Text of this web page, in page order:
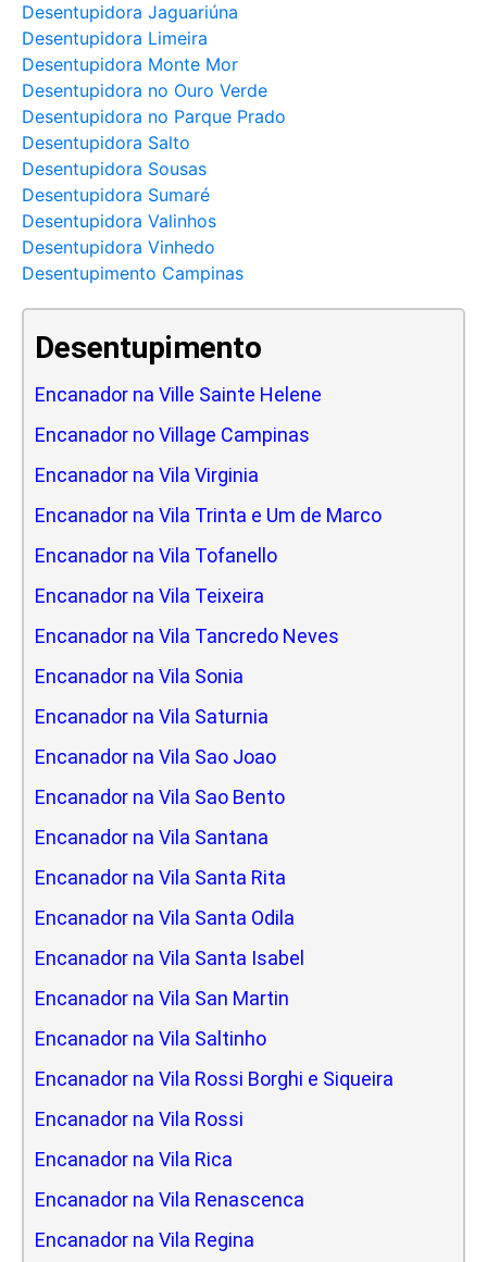
Desentupidora Jaguariúna
Desentupidora Limeira
Desentupidora Monte Mor
Desentupidora no Ouro Verde
Desentupidora no Parque Prado
Desentupidora Salto
Desentupidora Sousas
Desentupidora Sumaré
Desentupidora Valinhos
Desentupidora Vinhedo
Desentupimento Campinas
Desentupimento
Encanador na Ville Sainte Helene
Encanador no Village Campinas
Encanador na Vila Virginia
Encanador na Vila Trinta e Um de Marco
Encanador na Vila Tofanello
Encanador na Vila Teixeira
Encanador na Vila Tancredo Neves
Encanador na Vila Sonia
Encanador na Vila Saturnia
Encanador na Vila Sao Joao
Encanador na Vila Sao Bento
Encanador na Vila Santana
Encanador na Vila Santa Rita
Encanador na Vila Santa Odila
Encanador na Vila Santa Isabel
Encanador na Vila San Martin
Encanador na Vila Saltinho
Encanador na Vila Rossi Borghi e Siqueira
Encanador na Vila Rossi
Encanador na Vila Rica
Encanador na Vila Renascenca
Encanador na Vila Regina